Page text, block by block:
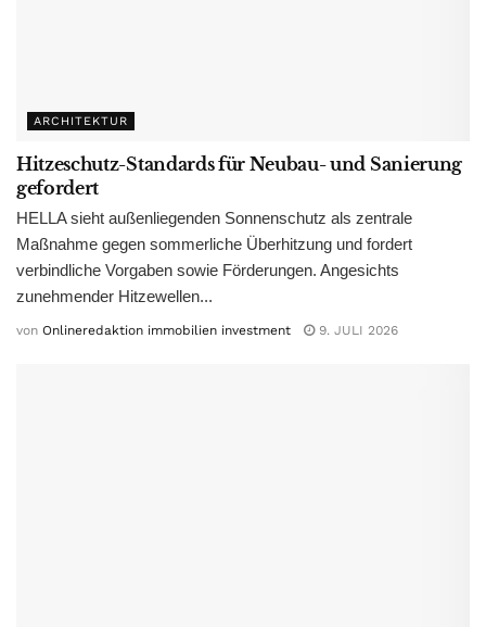
ARCHITEKTUR
Hitzeschutz-Standards für Neubau- und Sanierung
gefordert
HELLA sieht außenliegenden Sonnenschutz als zentrale
Maßnahme gegen sommerliche Überhitzung und fordert
verbindliche Vorgaben sowie Förderungen. Angesichts
zunehmender Hitzewellen...
von Onlineredaktion immobilien investment 9. JULI 2026